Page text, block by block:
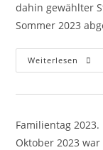
dahin gewählter
Sommer 2023
Weiterlesen Tino
Familientag
Oktober 2023